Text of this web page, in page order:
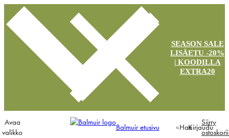
SEASON SALE
LISÄETU -20%
| KOODILLA
EXTRA20
Avaa
valikko
Balmuir etusivu HaeKirjaudu
Siirry